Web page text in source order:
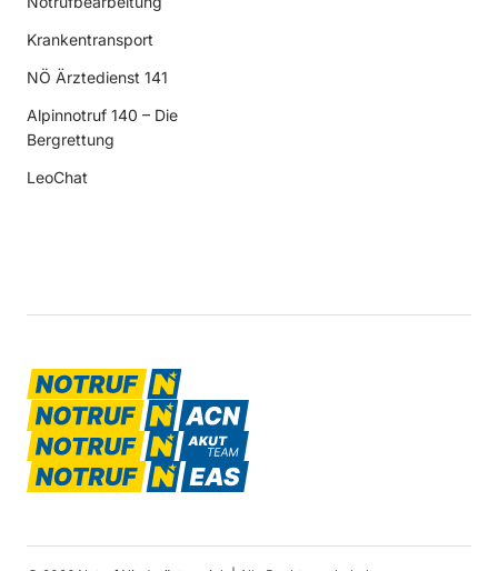
Krankentransport
NÖ Ärztedienst 141
Alpinnotruf 140 – Die
Bergrettung
LeoChat